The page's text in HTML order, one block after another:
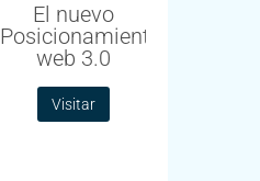
El nuevo
Posicionamiento
web 3.0
Visitar